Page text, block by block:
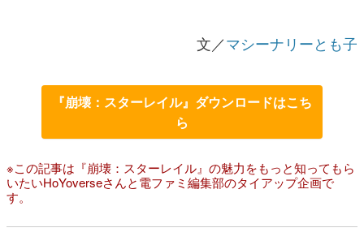
文／マシーナリーとも子
『崩壊：スターレイル』ダウンロードはこち
ら
※この記事は『崩壊：スターレイル』の魅力をもっと知ってもら
いたいHoYoverseさんと電ファミ編集部のタイアップ企画で
す。